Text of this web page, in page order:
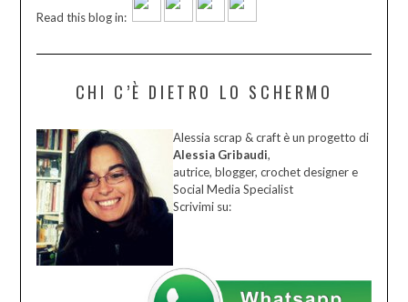
Read this blog in:
CHI C’È DIETRO LO SCHERMO
Alessia scrap & craft è un progetto di
Alessia Gribaudi,
autrice, blogger, crochet designer e
Social Media Specialist
Scrivimi su: